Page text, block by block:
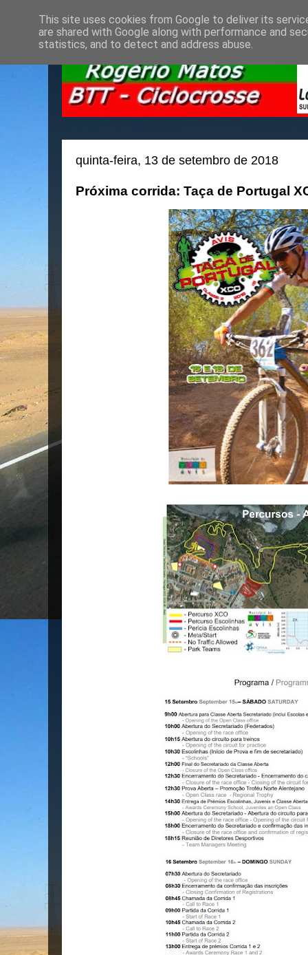
quinta-feira, 13 de setembro de 2018
Próxima corrida: Taça de Portugal
This site uses cookies from Google to deliver its
are shared with Google along with performance and
statistics, and to detect and address abuse.